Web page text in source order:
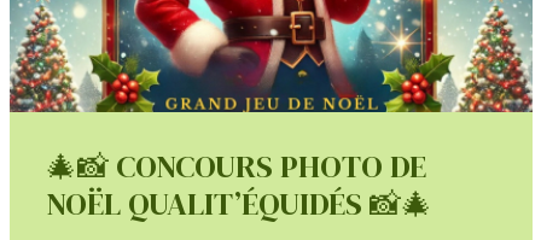
🎄📸 CONCOURS PHOTO DE
NOËL QUALIT’ÉQUIDÉS 📸🎄